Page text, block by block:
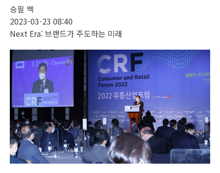
승필 백
2023-03-23 08:40
Next Era: 브랜드가 주도하는 미래